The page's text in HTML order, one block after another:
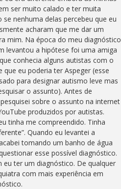
ser muito calado e ter muita
nenhuma delas percebeu que eu
acharam que me dar um
mim. Na época do meu diagnóstico
levantou a hipótese foi uma amiga
conhecia alguns autistas com o
eu poderia ter Aspeger (esse
para designar autismo leve mas
o assunto). Antes de
sobre o assunto na internet
produzidos por autistas.
tinha me compreendido. Tinha
Quando eu levantei a
tomando um banho de água
esse possível diagnóstico.
eu ter um diagnóstico. De qualquer
com mais experiência em